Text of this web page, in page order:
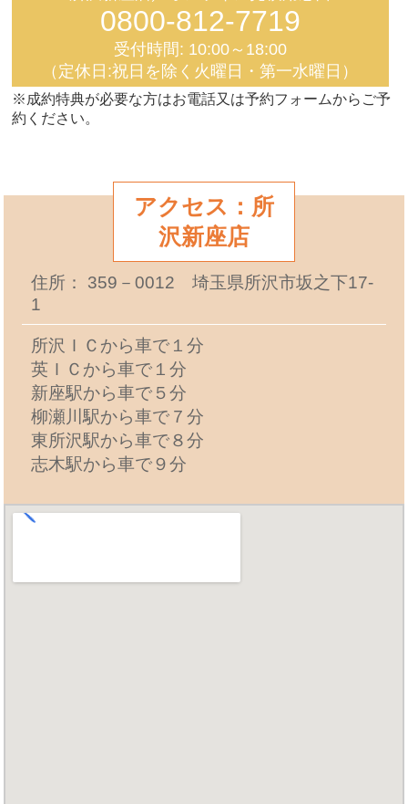
0800-812-7719
受付時間: 10:00～18:00
（定休日:祝日を除く火曜日・第一水曜日）
※成約特典が必要な方はお電話又は予約フォームからご予
約ください。
アクセス：所
沢新座店
住所： 359－0012 埼玉県所沢市坂之下17-
1
所沢ＩＣから車で１分
英ＩＣから車で１分
新座駅から車で５分
柳瀬川駅から車で７分
東所沢駅から車で８分
志木駅から車で９分